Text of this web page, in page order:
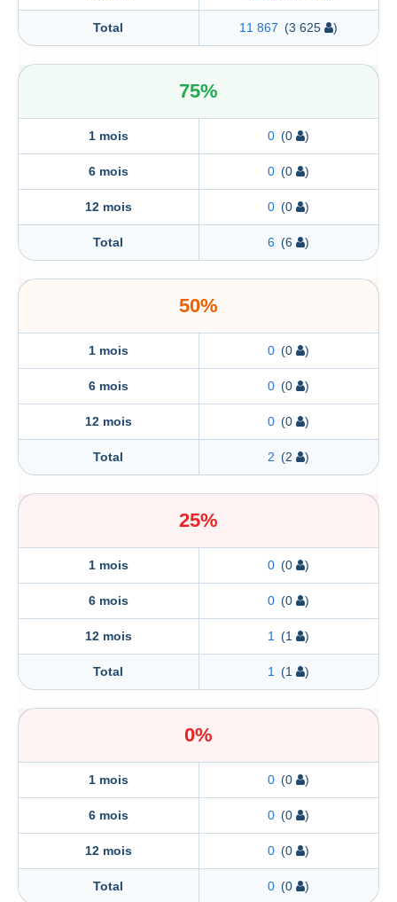
Total 11 867 (3 625 )
75%
1 mois 0 (0 )
6 mois 0 (0 )
12 mois 0 (0 )
Total 6 (6 )
50%
1 mois 0 (0 )
6 mois 0 (0 )
12 mois 0 (0 )
Total 2 (2 )
25%
1 mois 0 (0 )
6 mois 0 (0 )
12 mois 1 (1 )
Total 1 (1 )
0%
1 mois 0 (0 )
6 mois 0 (0 )
12 mois 0 (0 )
Total 0 (0 )